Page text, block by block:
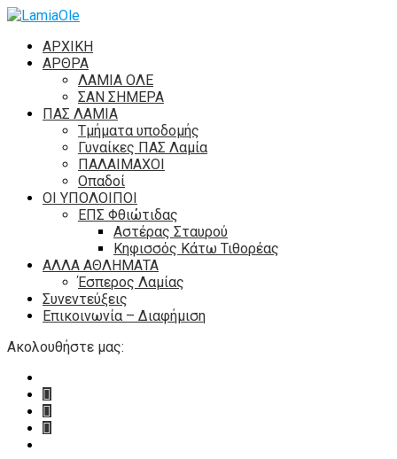
ΑΡΧΙΚΗ
ΑΡΘΡΑ
ΛΑΜΙΑ ΟΛΕ
ΣΑΝ ΣΗΜΕΡΑ
ΠΑΣ ΛΑΜΙΑ
Τμήματα υποδομής
Γυναίκες ΠΑΣ Λαμία
ΠΑΛΑΙΜΑΧΟΙ
Οπαδοί
ΟΙ ΥΠΟΛΟΙΠΟΙ
ΕΠΣ Φθιώτιδας
Αστέρας Σταυρού
Κηφισσός Κάτω Τιθορέας
ΑΛΛΑ ΑΘΛΗΜΑΤΑ
Έσπερος Λαμίας
Συνεντεύξεις
Επικοινωνία – Διαφήμιση
Ακολουθήστε μας: